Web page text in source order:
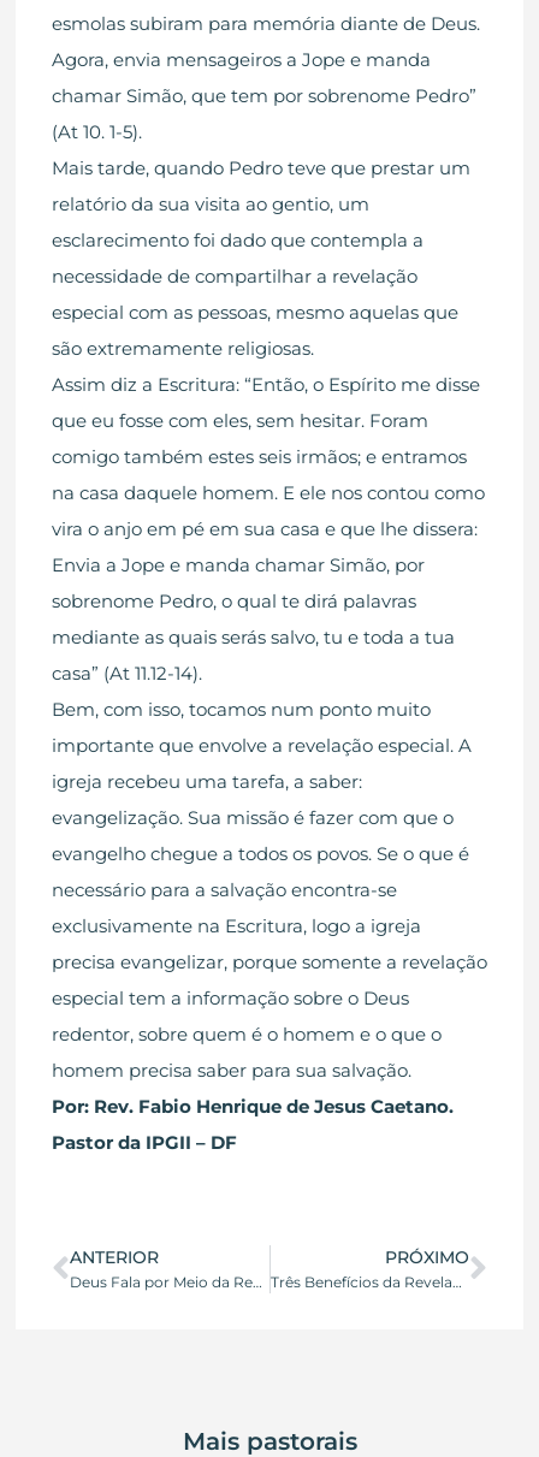
esmolas subiram para memória diante de Deus.
Agora, envia mensageiros a Jope e manda
chamar Simão, que tem por sobrenome Pedro”
(At 10. 1-5).
Mais tarde, quando Pedro teve que prestar um
relatório da sua visita ao gentio, um
esclarecimento foi dado que contempla a
necessidade de compartilhar a revelação
especial com as pessoas, mesmo aquelas que
são extremamente religiosas.
Assim diz a Escritura: “Então, o Espírito me disse
que eu fosse com eles, sem hesitar. Foram
comigo também estes seis irmãos; e entramos
na casa daquele homem. E ele nos contou como
vira o anjo em pé em sua casa e que lhe dissera:
Envia a Jope e manda chamar Simão, por
sobrenome Pedro, o qual te dirá palavras
mediante as quais serás salvo, tu e toda a tua
casa” (At 11.12-14).
Bem, com isso, tocamos num ponto muito
importante que envolve a revelação especial. A
igreja recebeu uma tarefa, a saber:
evangelização. Sua missão é fazer com que o
evangelho chegue a todos os povos. Se o que é
necessário para a salvação encontra-se
exclusivamente na Escritura, logo a igreja
precisa evangelizar, porque somente a revelação
especial tem a informação sobre o Deus
redentor, sobre quem é o homem e o que o
homem precisa saber para sua salvação.
Por: Rev. Fabio Henrique de Jesus Caetano.
Pastor da IPGII – DF
ANTERIOR
Deus Fala por Meio da Revelação Especial
PRÓXIMO
Três Benefícios da Revelação Especial Para o Cristão
Mais pastorais